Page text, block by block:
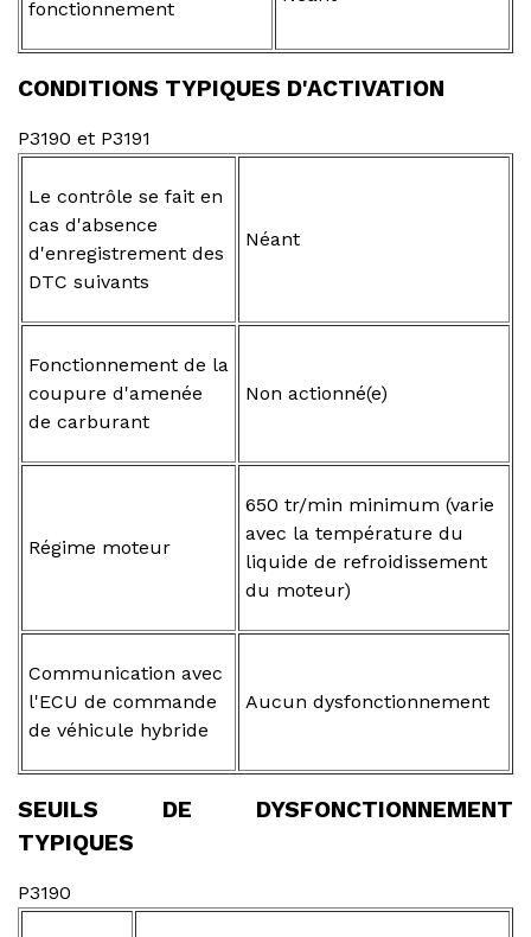
fonctionnement
CONDITIONS TYPIQUES D'ACTIVATION
P3190 et P3191
Le contrôle se fait en
cas d'absence
d'enregistrement des
DTC suivants
Néant
Fonctionnement de la
coupure d'amenée
de carburant
Non actionné(e)
Régime moteur
650 tr/min minimum (varie
avec la température du
liquide de refroidissement
du moteur)
Communication avec
l'ECU de commande
de véhicule hybride
Aucun dysfonctionnement
SEUILS DE DYSFONCTIONNEMENT
TYPIQUES
P3190